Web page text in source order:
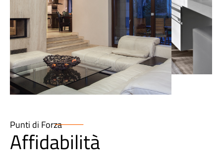
Punti di Forza
Affidabilità